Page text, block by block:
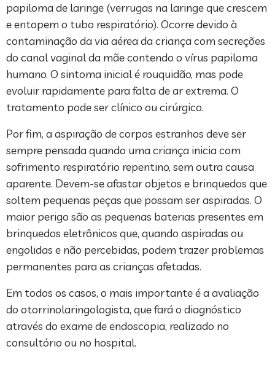
papiloma de laringe (verrugas na laringe que crescem
e entopem o tubo respiratório). Ocorre devido à
contaminação da via aérea da criança com secreções
do canal vaginal da mãe contendo o vírus papiloma
humano. O sintoma inicial é rouquidão, mas pode
evoluir rapidamente para falta de ar extrema. O
tratamento pode ser clínico ou cirúrgico.
Por fim, a aspiração de corpos estranhos deve ser
sempre pensada quando uma criança inicia com
sofrimento respiratório repentino, sem outra causa
aparente. Devem-se afastar objetos e brinquedos que
soltem pequenas peças que possam ser aspiradas. O
maior perigo são as pequenas baterias presentes em
brinquedos eletrônicos que, quando aspiradas ou
engolidas e não percebidas, podem trazer problemas
permanentes para as crianças afetadas.
Em todos os casos, o mais importante é a avaliação
do otorrinolaringologista, que fará o diagnóstico
através do exame de endoscopia, realizado no
consultório ou no hospital.